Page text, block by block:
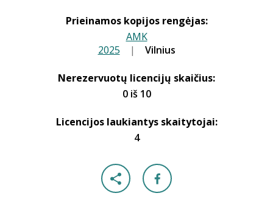
Prieinamos kopijos rengėjas:
AMK
2025 | Vilnius
Nerezervuotų licencijų skaičius:
0 iš 10
Licencijos laukiantys skaitytojai:
4